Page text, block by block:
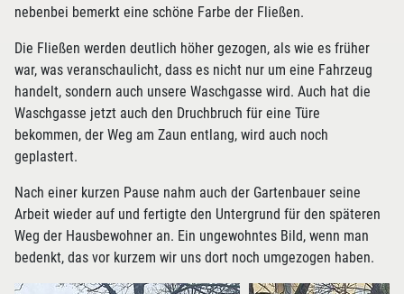
nebenbei bemerkt eine schöne Farbe der Fließen.
Die Fließen werden deutlich höher gezogen, als wie es früher
war, was veranschaulicht, dass es nicht nur um eine Fahrzeug
handelt, sondern auch unsere Waschgasse wird. Auch hat die
Waschgasse jetzt auch den Druchbruch für eine Türe
bekommen, der Weg am Zaun entlang, wird auch noch
geplastert.
Nach einer kurzen Pause nahm auch der Gartenbauer seine
Arbeit wieder auf und fertigte den Untergrund für den späteren
Weg der Hausbewohner an. Ein ungewohntes Bild, wenn man
bedenkt, das vor kurzem wir uns dort noch umgezogen haben.